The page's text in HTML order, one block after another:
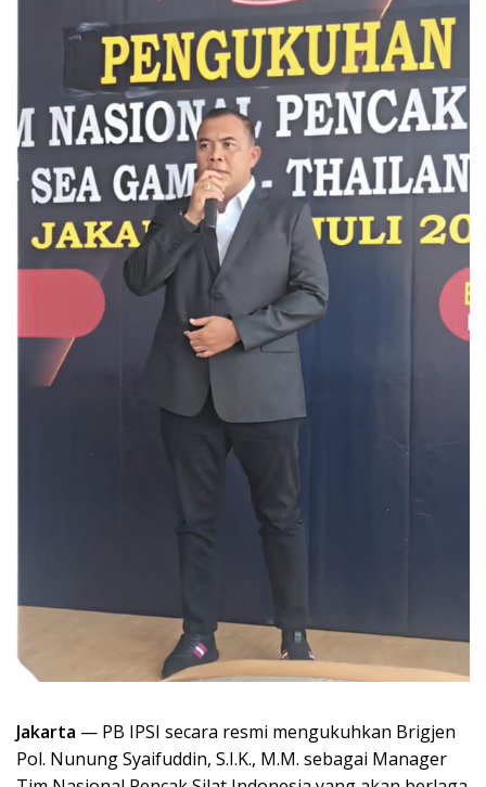
Jakarta — PB IPSI secara resmi mengukuhkan Brigjen
Pol. Nunung Syaifuddin, S.I.K., M.M. sebagai Manager